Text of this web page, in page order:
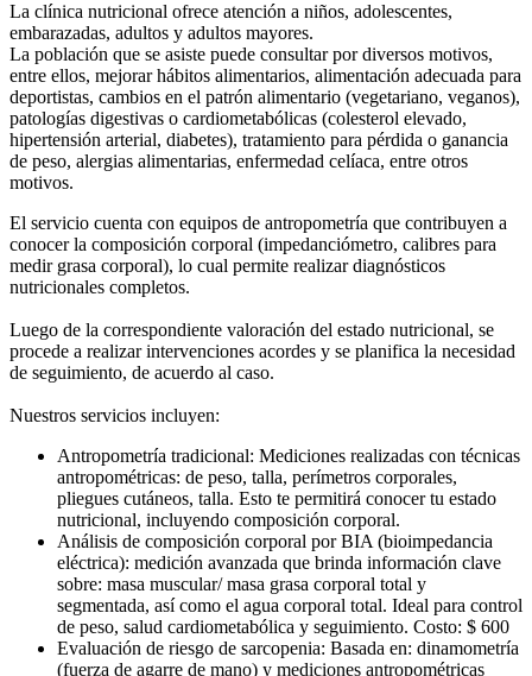
La clínica nutricional ofrece atención a niños, adolescentes,
embarazadas, adultos y adultos mayores.
La población que se asiste puede consultar por diversos motivos,
entre ellos, mejorar hábitos alimentarios, alimentación adecuada para
deportistas, cambios en el patrón alimentario (vegetariano, veganos),
patologías digestivas o cardiometabólicas (colesterol elevado,
hipertensión arterial, diabetes), tratamiento para pérdida o ganancia
de peso, alergias alimentarias, enfermedad celíaca, entre otros
motivos.
El servicio cuenta con equipos de antropometría que contribuyen a
conocer la composición corporal (impedanciómetro, calibres para
medir grasa corporal), lo cual permite realizar diagnósticos
nutricionales completos.
Luego de la correspondiente valoración del estado nutricional, se
procede a realizar intervenciones acordes y se planifica la necesidad
de seguimiento, de acuerdo al caso.
Nuestros servicios incluyen:
Antropometría tradicional: Mediciones realizadas con técnicas
antropométricas: de peso, talla, perímetros corporales,
pliegues cutáneos, talla. Esto te permitirá conocer tu estado
nutricional, incluyendo composición corporal.
Análisis de composición corporal por BIA (bioimpedancia
eléctrica): medición avanzada que brinda información clave
sobre: masa muscular/ masa grasa corporal total y
segmentada, así como el agua corporal total. Ideal para control
de peso, salud cardiometabólica y seguimiento. Costo: $ 600
Evaluación de riesgo de sarcopenia: Basada en: dinamometría
(fuerza de agarre de mano) y mediciones antropométricas